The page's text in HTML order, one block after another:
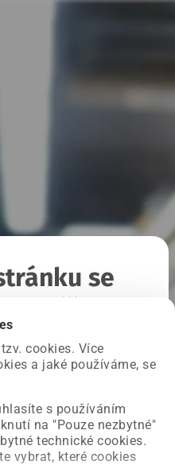
cookies. Více
a jaké používáme, se
s používáním
na "Pouze nezbytné"
technické cookies.
vybrat, které cookies
se
a už ji opravujeme.
požadovanou stránku.
Úvodní strana